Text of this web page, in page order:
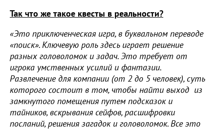
Так что же такое квесты в реальности?
«Это приключенческая игра, в буквальном переводе
«поиск».Ключевую роль здесь играет решение
разных головоломок и задач. Это требует от
игрока умственных усилий и фантазии.
Развлечение для компании (от 2 до 5 человек), суть
которого состоит в том, чтобы найти выход из
замкнутого помещения путем подсказок и
тайников, вскрывания сейфов, расшифровки
посланий, решения загадок и головоломок. Все это